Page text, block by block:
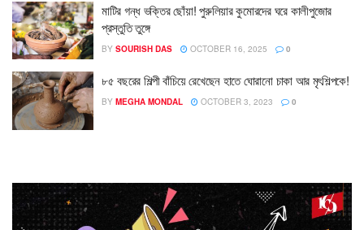
মাটির গন্ধ ভক্তির ছোঁয়া! পুরুলিয়ার কুমোরদের ঘরে কালীপুজোর
প্রস্তুতি তুঙ্গে
BY SOURISH DAS OCTOBER 16, 2025 0
৮৫ বছরের শিল্পী বাঁচিয়ে রেখেছেন হাতে ঘোরানো চাকা আর মৃৎশিল্পকে!
BY MEGHA MONDAL OCTOBER 3, 2023 0